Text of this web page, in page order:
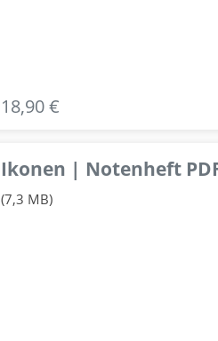
18,90 €
Ikonen | Notenheft
(7,3 MB)